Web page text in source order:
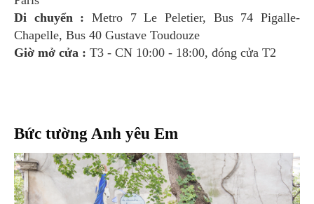
Di chuyển : Metro 7 Le Peletier, Bus 74 Pigalle-
Chapelle, Bus 40 Gustave Toudouze
Giờ mở cửa : T3 - CN 10:00 - 18:00, đóng cửa T2
Bức tường Anh yêu Em